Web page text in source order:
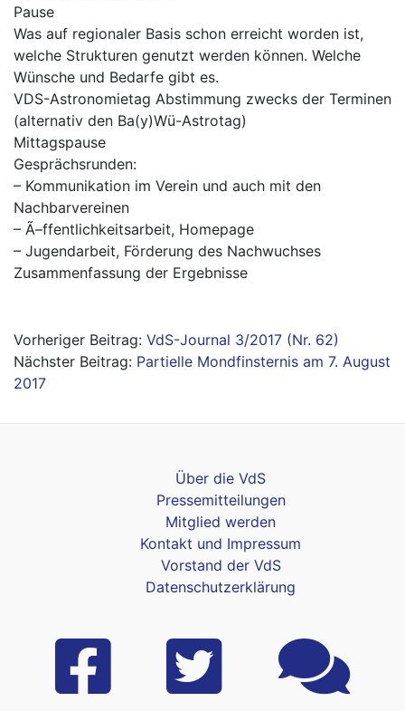
Pause
Was auf regionaler Basis schon erreicht worden ist,
welche Strukturen genutzt werden können. Welche
Wünsche und Bedarfe gibt es.
VDS-Astronomietag Abstimmung zwecks der Terminen
(alternativ den Ba(y)Wü-Astrotag)
Mittagspause
Gesprächsrunden:
– Kommunikation im Verein und auch mit den
Nachbarvereinen
– Ã–ffentlichkeitsarbeit, Homepage
– Jugendarbeit, Förderung des Nachwuchses
Zusammenfassung der Ergebnisse
BeitragsnavigationVdS-Journal 3/2017 (Nr. 62)
Partielle Mondfinsternis am 7. August
2017
Über die VdS
Pressemitteilungen
Mitglied werden
Kontakt und Impressum
Vorstand der VdS
Datenschutzerklärung